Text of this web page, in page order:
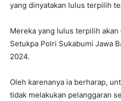
yang dinyatakan lulus terpilih
Mereka yang lulus terpilih
Setukpa Polri Sukabumi Jawa
2024.
Oleh karenanya ia berharap,
tidak melakukan pelanggaran